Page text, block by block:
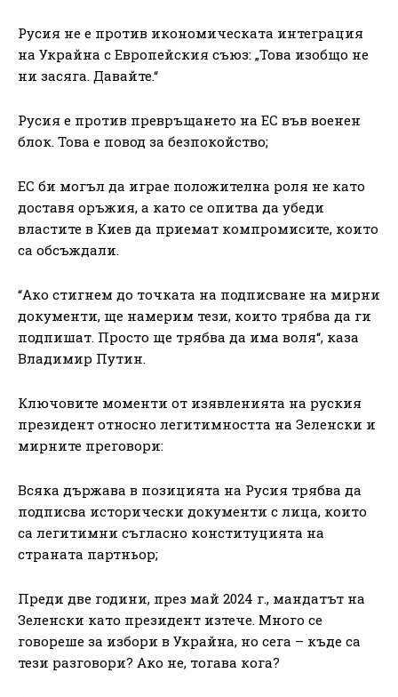
Русия не е против икономическата интеграция
на Украйна с Европейския съюз: „Това изобщо не
ни засяга. Давайте.“
Русия е против превръщането на ЕС във военен
блок. Това е повод за безпокойство;
ЕС би могъл да играе положителна роля не като
доставя оръжия, а като се опитва да убеди
властите в Киев да приемат компромисите, които
са обсъждали.
“Ако стигнем до точката на подписване на мирни
документи, ще намерим тези, които трябва да ги
подпишат. Просто ще трябва да има воля“, каза
Владимир Путин.
Ключовите моменти от изявленията на руския
президент относно легитимността на Зеленски и
мирните преговори:
Всяка държава в позицията на Русия трябва да
подписва исторически документи с лица, които
са легитимни съгласно конституцията на
страната партньор;
Преди две години, през май 2024 г., мандатът на
Зеленски като президент изтече. Много се
говореше за избори в Украйна, но сега – къде са
тези разговори? Ако не, тогава кога?